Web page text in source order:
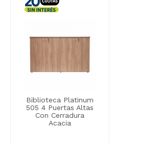
Biblioteca Platinum
505 4 Puertas Altas
Con Cerradura
Acacia